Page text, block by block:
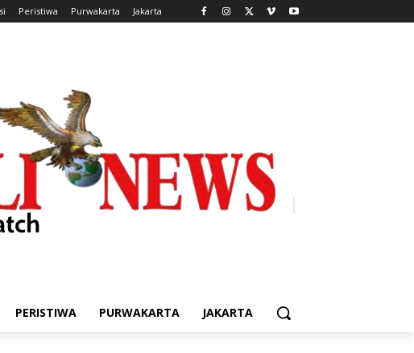
Peristiwa Purwakarta Jakarta
PERISTIWA PURWAKARTA JAKARTA